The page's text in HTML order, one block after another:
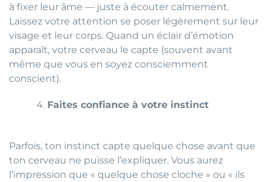
à fixer leur âme — juste à écouter calmement.
Laissez votre attention se poser légèrement sur leur
visage et leur corps. Quand un éclair d’émotion
apparaît, votre cerveau le capte (souvent avant
même que vous en soyez consciemment
conscient).
Faites confiance à votre instinct
Parfois, ton instinct capte quelque chose avant que
ton cerveau ne puisse l’expliquer. Vous aurez
l’impression que « quelque chose cloche » ou « ils